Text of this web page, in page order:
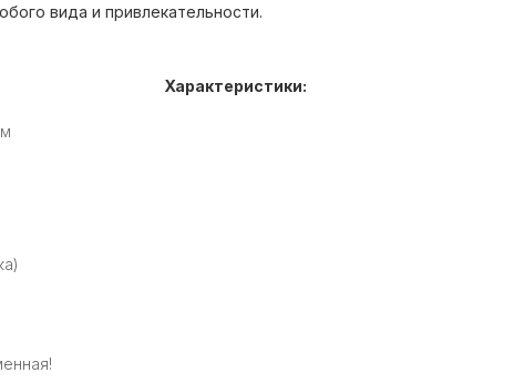
вида и привлекательности.
Характеристики: